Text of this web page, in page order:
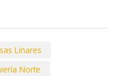
Linares
Norte